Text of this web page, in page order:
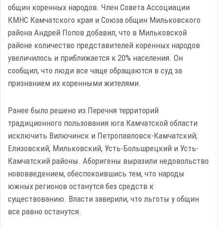
общин коренных народов. Член Совета Ассоциации
КМНС Камчатского края и Союза общин Мильковского
района Андрей Попов добавил, что в Мильковской
районе количество представителей коренных народов
увеличилось и приближается к 20% населения. Он
сообщил, что люди все чаще обращаются в суд за
признанием их коренными жителями.
Ранее было решено из Перечня территорий
традиционного пользования юга Камчатской области
исключить Вилючинск и Петропавловск-Камчатский;
Елизовский, Мильковский, Усть-Большрецкий и Усть-
Камчатский районы. Аборигены выразили недовольство
нововведением, обеспокоившись тем, что народы
южных регионов останутся без средств к
существованию. Власти заверили, что льготы у общин
все равно останутся.